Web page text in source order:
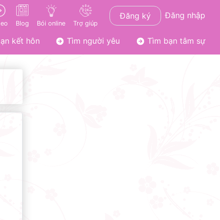
Blog Bói online Trợ giúp
Đăng ký Đăng nhập
kết hôn Tìm người yêu Tìm bạn tâm sự